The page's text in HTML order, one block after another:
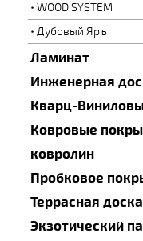
WOOD SYSTEM
Дубовый Яръ
Ламинат
Инженерная
Кварц-
Ковровые
ковролин
Пробковое
Террасная доска
Экзотический